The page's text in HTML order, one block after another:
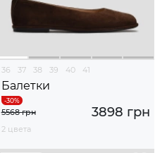
36 37 38 39 40 41
Балетки
3898 грн
5568 грн
2 цвета